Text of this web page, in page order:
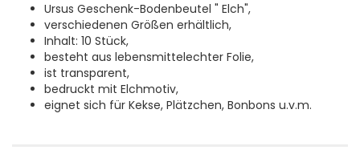
Ursus Geschenk-Bodenbeutel " Elch",
verschiedenen Größen erhältlich,
Inhalt: 10 Stück,
besteht aus lebensmittelechter Folie,
ist transparent,
bedruckt mit Elchmotiv,
eignet sich für Kekse, Plätzchen, Bonbons u.v.m.